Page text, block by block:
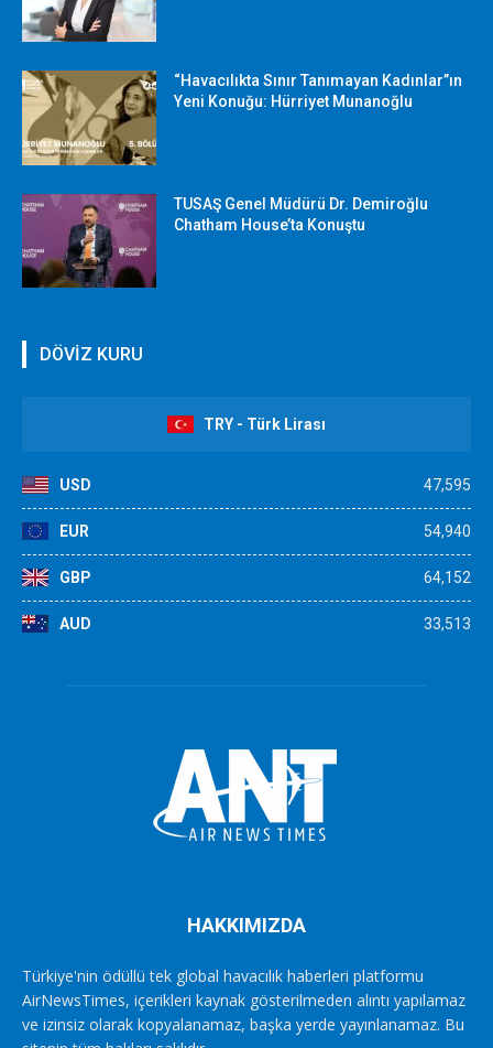
“Havacılıkta Sınır Tanımayan Kadınlar”ın
Yeni Konuğu: Hürriyet Munanoğlu
TUSAŞ Genel Müdürü Dr. Demiroğlu
Chatham House’ta Konuştu
DÖVİZ KURU
TRY - Türk Lirası
USD 47,595
EUR 54,940
GBP 64,152
AUD 33,513
HAKKIMIZDA
Türkiye'nin ödüllü tek global havacılık haberleri platformu
AirNewsTimes, içerikleri kaynak gösterilmeden alıntı yapılamaz
ve izinsiz olarak kopyalanamaz, başka yerde yayınlanamaz. Bu